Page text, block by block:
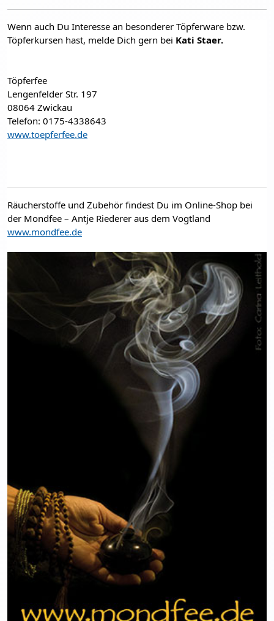
Wenn auch Du Interesse an besonderer Töpferware bzw.
Töpferkursen hast, melde Dich gern bei Kati Staer.
Töpferfee
Lengenfelder Str. 197
08064 Zwickau
Telefon: 0175-4338643
www.toepferfee.de
Räucherstoffe und Zubehör findest Du im Online-Shop bei
www.mondfee.de